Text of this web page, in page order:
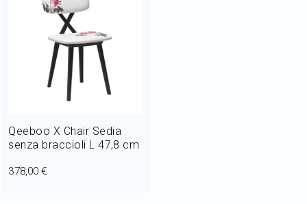
Home Decor
Outlet
Il mio Account
Qeeboo X Chair Sedia
senza braccioli L 47,8 cm
378,00 €